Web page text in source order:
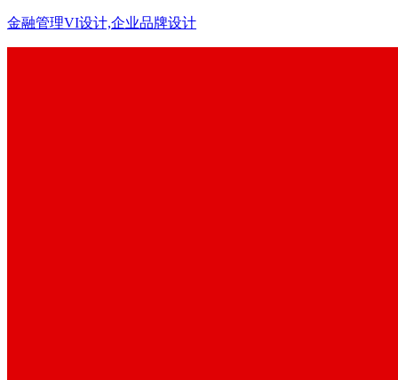
金融管理VI设计,企业品牌设计